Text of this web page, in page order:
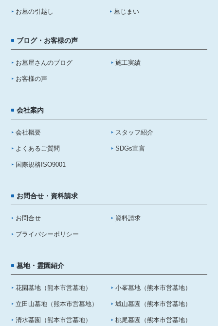
お墓の引越し 墓じまい
ブログ・お客様の声
お墓屋さんのブログ 施工実績
お客様の声
会社案内
会社概要 スタッフ紹介
よくあるご質問 SDGs宣言
国際規格ISO9001
お問合せ・資料請求
お問合せ 資料請求
プライバシーポリシー
墓地・霊園紹介
花園墓地（熊本市営墓地） 小峯墓地（熊本市営墓地）
立田山墓地（熊本市営墓地） 城山墓園（熊本市営墓地）
清水墓園（熊本市営墓地） 桃尾墓園（熊本市営墓地）